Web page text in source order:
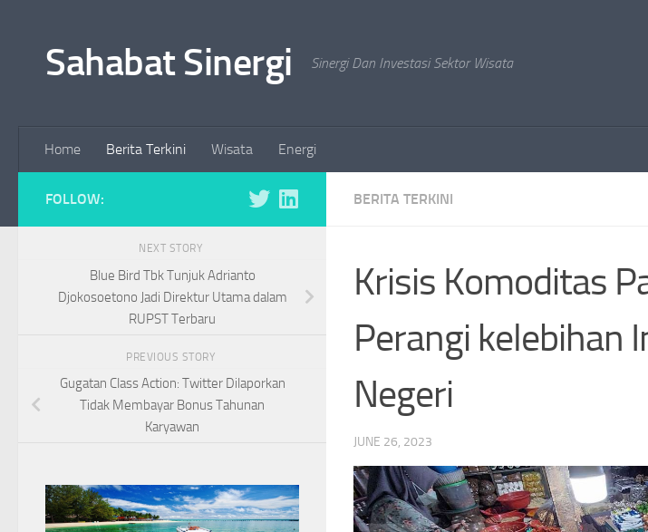
Sahabat Sinergi Sinergi Dan Investasi Sektor Wisata
Home Berita Terkini Wisata Energi
BERITA TERKINI
Krisis Komoditas
Perangi kelebihan
Negeri
JUNE 26, 2023
FOLLOW:
NEXT STORY
Blue Bird Tbk Tunjuk Adrianto
Djokosoetono Jadi Direktur Utama dalam
RUPST Terbaru
PREVIOUS STORY
Gugatan Class Action: Twitter Dilaporkan
Tidak Membayar Bonus Tahunan
Karyawan